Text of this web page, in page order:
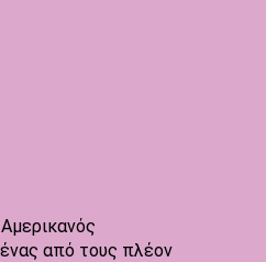
ένας από τους πλέον